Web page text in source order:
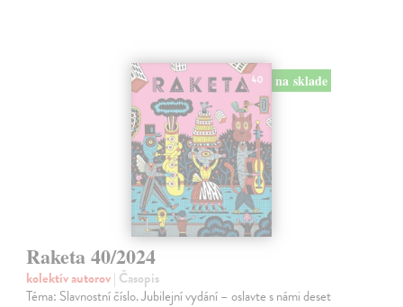
na sklade
Raketa 40/2024
kolektív autorov| Časopis
Téma: Slavnostní číslo. Jubilejní vydání – oslavte s námi deset